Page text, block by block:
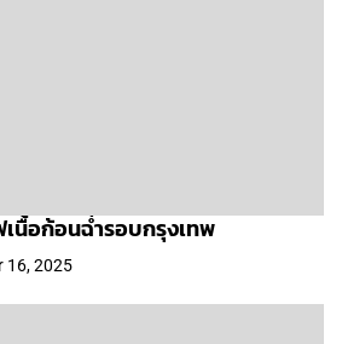
เนื้อก้อนฉ่ำรอบกรุงเทพ
16, 2025